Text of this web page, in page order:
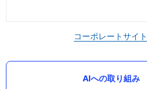
コーポレートサイト
AIへの取り組み